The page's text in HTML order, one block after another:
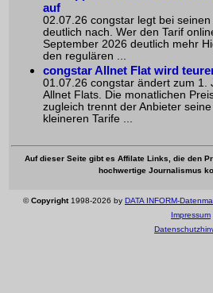
auf
02.07.26 congstar legt bei
deutlich nach. Wer den Tarif
September 2026 deutlich mehr
den regulären ...
congstar Allnet Flat wird
01.07.26 congstar ändert zum 1.
Allnet Flats. Die monatlichen
zugleich trennt der Anbieter
kleineren Tarife ...
Auf dieser Seite gibt es Affilate Links, die den
hochwertige Journalismus
©Copyright1998-2026 by DATA INFORM-
Impressum